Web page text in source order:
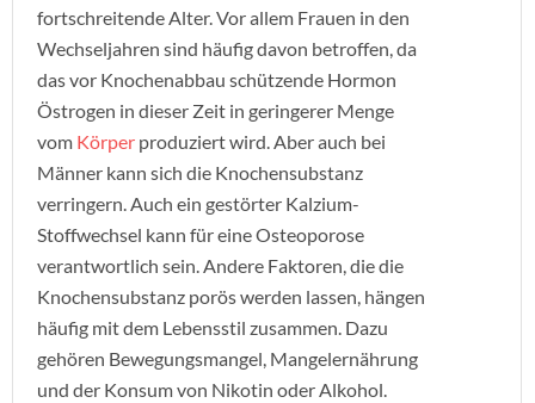
fortschreitende Alter. Vor allem Frauen in den
Wechseljahren sind häufig davon betroffen, da
das vor Knochenabbau schützende Hormon
Östrogen in dieser Zeit in geringerer Menge
vom Körper produziert wird. Aber auch bei
Männer kann sich die Knochensubstanz
verringern. Auch ein gestörter Kalzium-
Stoffwechsel kann für eine Osteoporose
verantwortlich sein. Andere Faktoren, die die
Knochensubstanz porös werden lassen, hängen
häufig mit dem Lebensstil zusammen. Dazu
gehören Bewegungsmangel, Mangelernährung
und der Konsum von Nikotin oder Alkohol.